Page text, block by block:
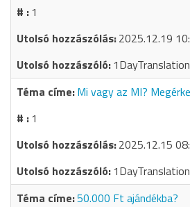
1
2025.12.19
Mi vagy az MI?
1
2025.12.15
50.000 Ft ajándékba?